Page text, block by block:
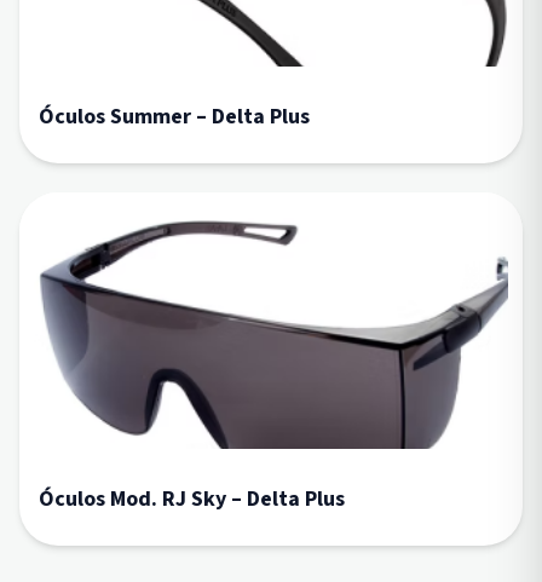
Óculos Summer – Delta Plus
Óculos Mod. RJ Sky – Delta Plus